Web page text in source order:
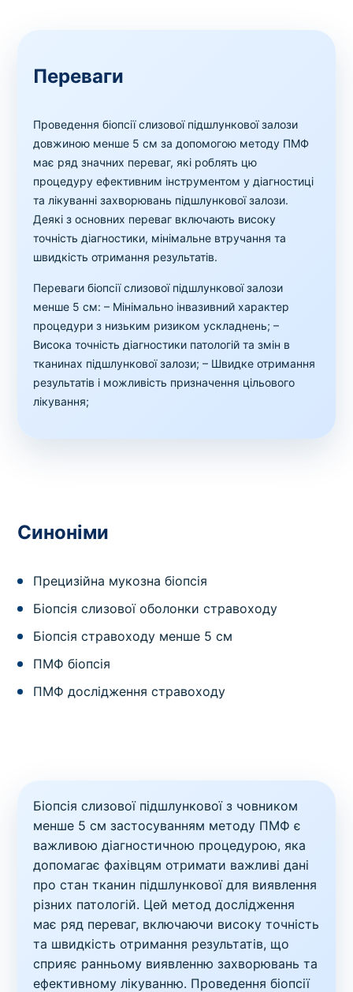
Переваги
Проведення біопсії слизової підшлункової залози
довжиною менше 5 см за допомогою методу ПМФ
має ряд значних переваг, які роблять цю
процедуру ефективним інструментом у діагностиці
та лікуванні захворювань підшлункової залози.
Деякі з основних переваг включають високу
точність діагностики, мінімальне втручання та
швидкість отримання результатів.
Переваги біопсії слизової підшлункової залози
менше 5 см: – Мінімально інвазивний характер
процедури з низьким ризиком ускладнень; –
Висока точність діагностики патологій та змін в
тканинах підшлункової залози; – Швидке отримання
результатів і можливість призначення цільового
лікування;
Синоніми
Прецизійна мукозна біопсія
Біопсія слизової оболонки стравоходу
Біопсія стравоходу менше 5 см
ПМФ біопсія
ПМФ дослідження стравоходу
Біопсія слизової підшлункової з човником
менше 5 см застосуванням методу ПМФ є
важливою діагностичною процедурою, яка
допомагає фахівцям отримати важливі дані
про стан тканин підшлункової для виявлення
різних патологій. Цей метод дослідження
має ряд переваг, включаючи високу точність
та швидкість отримання результатів, що
сприяє ранньому виявленню захворювань та
ефективному лікуванню. Проведення біопсії